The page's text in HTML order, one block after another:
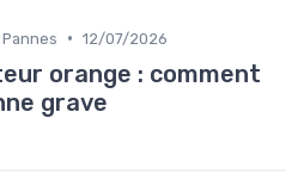
• 12/07/2026
orange : comment
grave